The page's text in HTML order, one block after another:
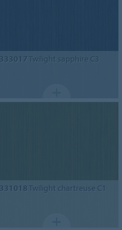
333017Twilight sapphire C3
331018Twilight chartreuse C1